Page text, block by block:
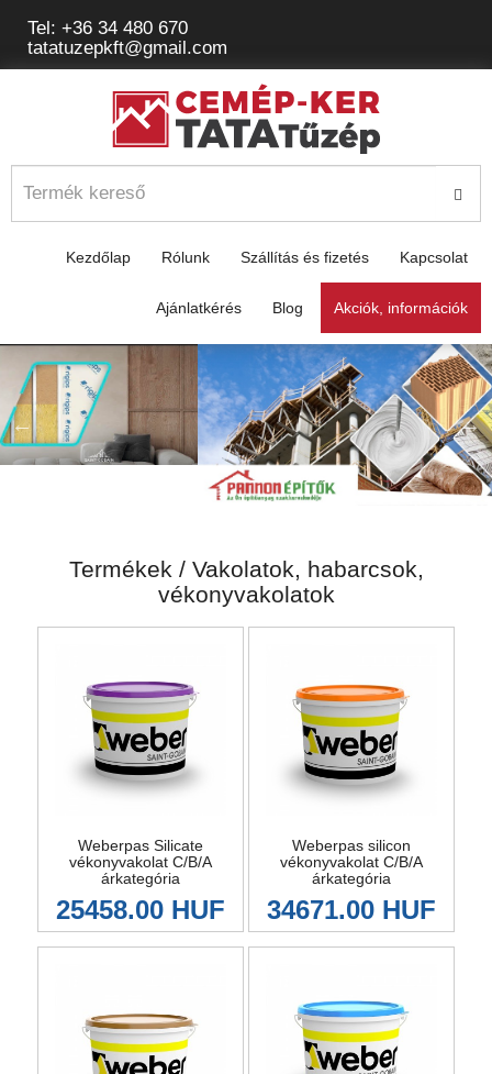
Tel: +36 34 480 670
tatatuzepkft@gmail.com
Kezdőlap Rólunk Szállítás és fizetés Kapcsolat
Ajánlatkérés Blog Akciók, információk
Termékek / Vakolatok, habarcsok,
vékonyvakolatok
Weberpas Silicate
vékonyvakolat C/B/A
árkategória
25458.00 HUF
Weberpas silicon
vékonyvakolat C/B/A
árkategória
34671.00 HUF